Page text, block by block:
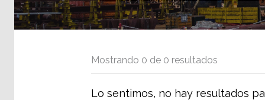
Mostrando 0 de 0 resultados
Lo sentimos, no hay resultados